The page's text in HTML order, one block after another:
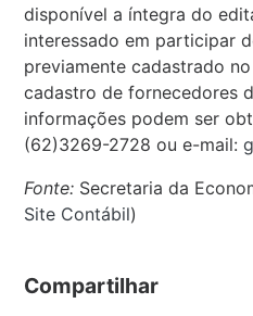
disponível a íntegra do
interessado em participar
previamente cadastrado
cadastro de fornecedores
informações podem ser
(62)3269-2728 ou e-mail:
Fonte: Secretaria da
Site Contábil)
Compartilhar